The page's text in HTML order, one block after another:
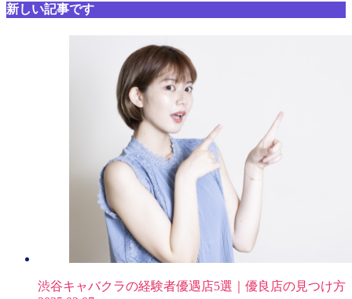
新しい記事です
渋谷キャバクラの経験者優遇店5選｜優良店の見つけ方